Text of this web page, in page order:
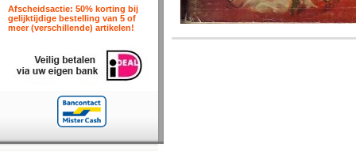
Afscheidsactie: 50% korting bij
gelijktijdige bestelling van 5 of
meer (verschillende) artikelen!